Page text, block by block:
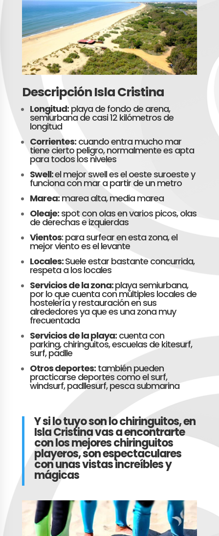
Descripción Isla Cristina
Longitud:playa de fondo de arena,
semiurbana de casi 12 kilómetros de
longitud
Corrientes:cuando entra mucho mar
tiene cierto peligro, normalmente es apta
para todos los niveles
Swell:el mejor swell es el oeste suroeste y
funciona con mar a partir de un metro
Marea:marea alta, media marea
Oleaje:spot con olas en varios picos, olas
de derechas e izquierdas
Vientos: para surfear en esta zona, el
mejor viento es el levante
Locales:Suele estar bastante concurrida,
respeta a los locales
Servicios de la zona:playa semiurbana,
por lo que cuenta con múltiples locales de
hostelería y restauración en sus
alrededores ya que es una zona muy
frecuentada
Servicios de la playa:cuenta con
parking, chiringuitos, escuelas de kitesurf,
surf, padlle
Otros deportes:también pueden
practicarse deportes como el surf,
windsurf, padllesurf, pesca submarina
Y si lo tuyo son lo chiringuitos, en
Isla Cristina vas a encontrarte
con los mejores chiringuitos
playeros, son espectaculares
con unas vistas increíbles y
mágicas